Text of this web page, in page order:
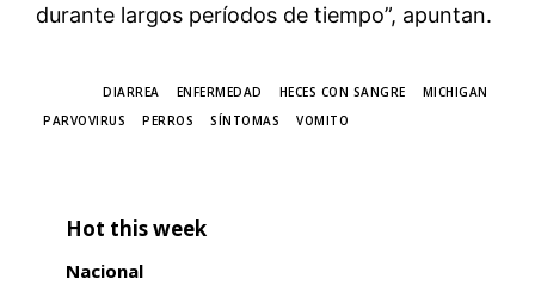
durante largos períodos de tiempo”, apuntan.
DIARREA ENFERMEDAD HECES CON SANGRE
MICHIGAN
PARVOVIRUS
PERROS SÍNTOMAS VOMITO
Hot this week
Nacional